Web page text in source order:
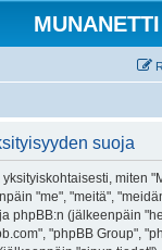
MUNANETTI
suoja
miten
"me", "meitä",
phpBB:n (jälkeenpäin
"phpBB Group",